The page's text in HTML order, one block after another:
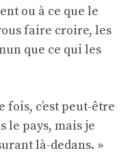
ou à ce que le
faire croire, les
que ce qui les
fois, c’est peut-être
le pays, mais je
là-dedans. »